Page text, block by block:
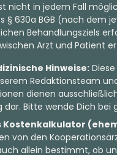
nicht in jedem Fall
§ 630a BGB (nach dem
Behandlungsziels
Arzt und Patient
Hinweise:
Redaktionsteam
dienen
Bitte wende Dich
Kostenkalkulator
von den
allein bestimmt, ob